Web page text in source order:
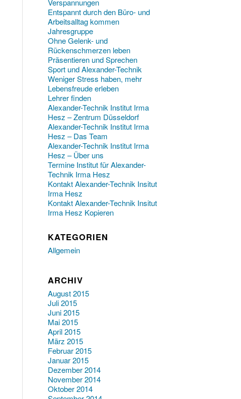
Verspannungen
Entspannt durch den Büro- und
Arbeitsalltag kommen
Jahresgruppe
Ohne Gelenk- und
Rückenschmerzen leben
Präsentieren und Sprechen
Sport und Alexander-Technik
Weniger Stress haben, mehr
Lebensfreude erleben
Lehrer finden
Alexander-Technik Institut Irma
Hesz – Zentrum Düsseldorf
Alexander-Technik Institut Irma
Hesz – Das Team
Alexander-Technik Institut Irma
Hesz – Über uns
Termine Institut für Alexander-
Technik Irma Hesz
Kontakt Alexander-Technik Insitut
Irma Hesz
Kontakt Alexander-Technik Insitut
Irma Hesz Kopieren
KATEGORIEN
Allgemein
ARCHIV
August 2015
Juli 2015
Juni 2015
Mai 2015
April 2015
März 2015
Februar 2015
Januar 2015
Dezember 2014
November 2014
Oktober 2014